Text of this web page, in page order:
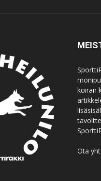
koiran
Ota